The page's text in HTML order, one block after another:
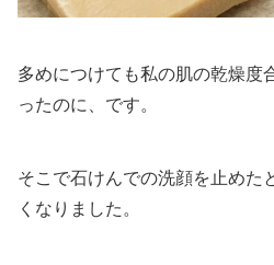
多めにつけても私の肌の乾燥度
ったのに、です。
そこで石けんでの洗顔を止めた
くなりました。